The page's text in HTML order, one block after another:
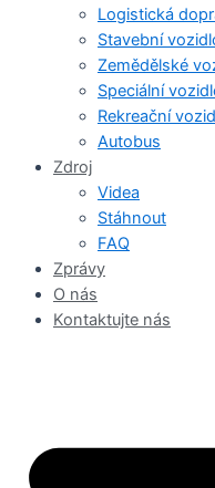
Logistická
Stavební
Zemědělské
Speciální
Rekreační
Autobus
Zdroj
Videa
Stáhnout
FAQ
Zprávy
O nás
Kontaktujte nás